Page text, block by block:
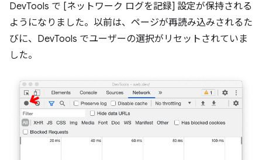
DevTools で [ネットワーク ログを記録] 設定が保持される
ようになりました。以前は、ページが再読み込みされるた
びに、DevTools でユーザーの選択がリセットされていま
した。